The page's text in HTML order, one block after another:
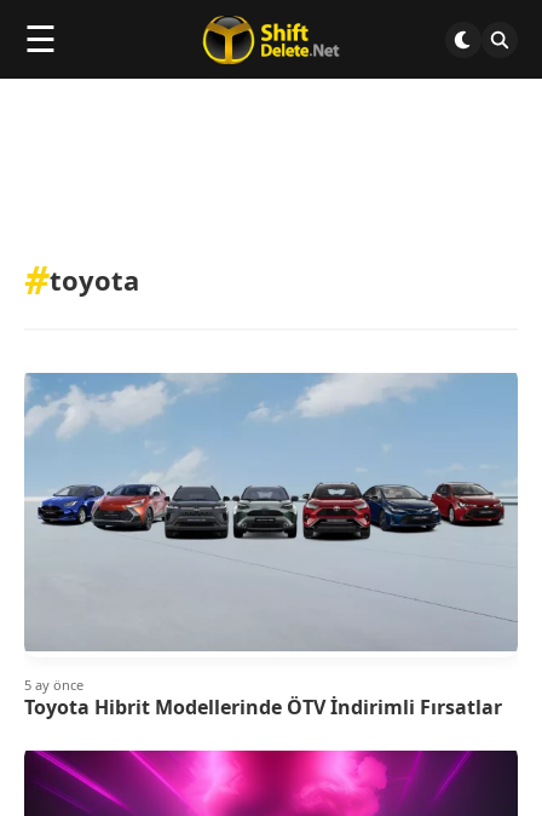
☰
#toyota
5 ay önce
Toyota Hibrit Modellerinde ÖTV İndirimli Fırsatlar